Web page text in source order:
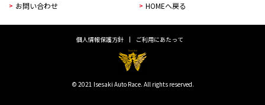
お問い合わせ
HOMEへ戻る
個人情報保護方針 ご利用にあたって
© 2021 Isesaki Auto Race. All rights reserved.